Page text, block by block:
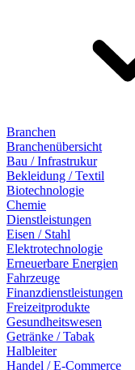
Branchen
Branchenübersicht
Bau / Infrastrukur
Bekleidung / Textil
Biotechnologie
Chemie
Dienstleistungen
Eisen / Stahl
Elektrotechnologie
Erneuerbare Energien
Fahrzeuge
Finanzdienstleistungen
Freizeitprodukte
Gesundheitswesen
Getränke / Tabak
Halbleiter
Handel / E-Commerce